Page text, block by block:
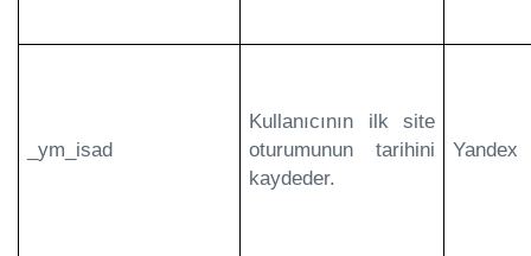
_ym_isad
Kullanıcının ilk site
oturumunun tarihini
kaydeder.
Yandex